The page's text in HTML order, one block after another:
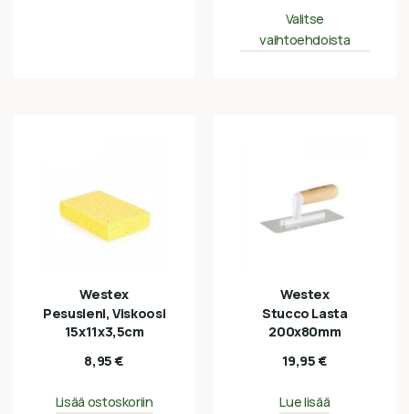
Valitse
vaihtoehdoista
Westex
Pesusieni, Viskoosi
15x11x3,5cm
8,95€
Lisää ostoskoriin
Westex
Stucco Lasta
200x80mm
19,95€
Lue lisää